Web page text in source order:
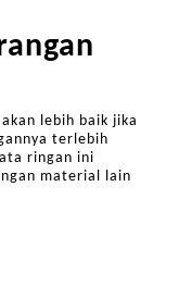
lebih baik jika
terlebih
ringan ini
material lain